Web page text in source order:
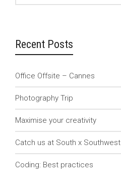
Recent Posts
Office Offsite – Cannes
Photography Trip
Maximise your creativity
Catch us at South x Southwest
Coding: Best practices